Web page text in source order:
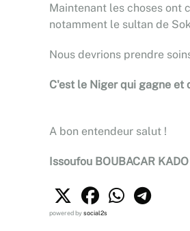
Maintenant les choses ont
notamment le sultan de
Nous devrions prendre
C'est le Niger qui gagne et
A bon entendeur salut !
Issoufou BOUBACAR
powered bysocial2s